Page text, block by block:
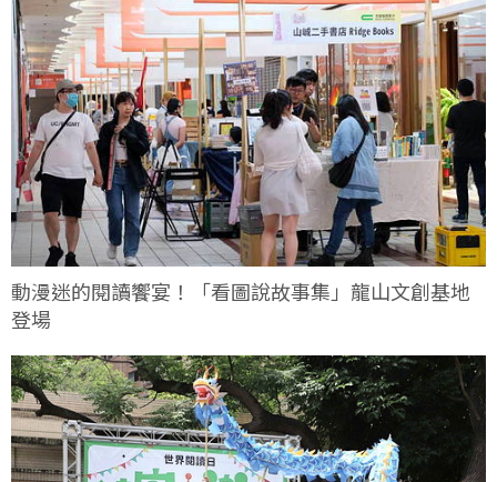
動漫迷的閱讀饗宴！「看圖說故事集」龍山文創基地
登場